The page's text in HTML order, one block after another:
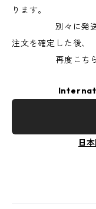
ります。
別々に発送を希
注文を確定した後、
再度こちらを
日